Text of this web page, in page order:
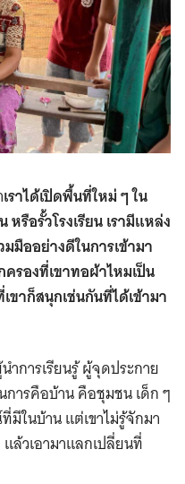
เราได้เปิดพื้นที่ใหม่ ๆ ใน
รือรั้วโรงเรียน เรามีแหล่ง
มืออย่างดีในการเข้ามา
รองที่เขาทอผ้าไหมเป็น
าก็สนุกเช่นกันที่ได้เข้ามา
ำการเรียนรู้ ผู้จุดประกาย
การคือบ้าน คือชุมชน เด็ก ๆ
ในบ้าน แต่เขาไม่รู้จักมา
ล้วเอามาแลกเปลี่ยนที่